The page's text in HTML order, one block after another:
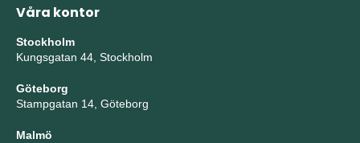
Våra kontor
Stockholm
Kungsgatan 44, Stockholm
Göteborg
Stampgatan 14, Göteborg
Malmö